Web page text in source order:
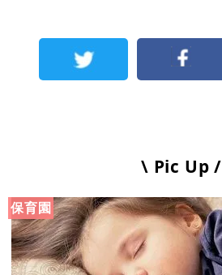
\ Pic Up /
保育園